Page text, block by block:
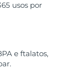
usos por
e ftalatos,